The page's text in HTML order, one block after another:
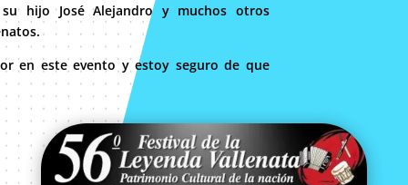
hijo José Alejandro y muchos otros
en este evento y estoy seguro de que